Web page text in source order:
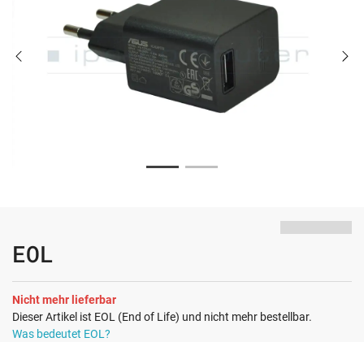
EOL
Nicht mehr lieferbar
Dieser Artikel ist EOL (End of Life) und nicht mehr bestellbar.
Was bedeutet EOL?